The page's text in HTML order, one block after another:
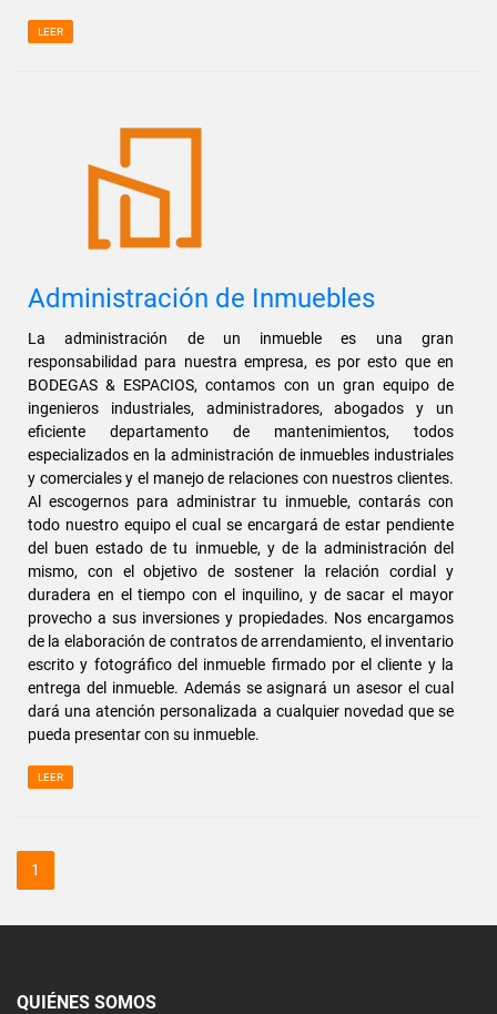
LEER
Administración de Inmuebles
La administración de un inmueble es una gran
responsabilidad para nuestra empresa, es por esto que en
BODEGAS & ESPACIOS, contamos con un gran equipo de
ingenieros industriales, administradores, abogados y un
eficiente departamento de mantenimientos, todos
especializados en la administración de inmuebles industriales
y comerciales y el manejo de relaciones con nuestros clientes.
Al escogernos para administrar tu inmueble, contarás con
todo nuestro equipo el cual se encargará de estar pendiente
del buen estado de tu inmueble, y de la administración del
mismo, con el objetivo de sostener la relación cordial y
duradera en el tiempo con el inquilino, y de sacar el mayor
provecho a sus inversiones y propiedades. Nos encargamos
de la elaboración de contratos de arrendamiento, el inventario
escrito y fotográfico del inmueble firmado por el cliente y la
entrega del inmueble. Además se asignará un asesor el cual
dará una atención personalizada a cualquier novedad que se
pueda presentar con su inmueble.
LEER
1
QUIÉNES SOMOS